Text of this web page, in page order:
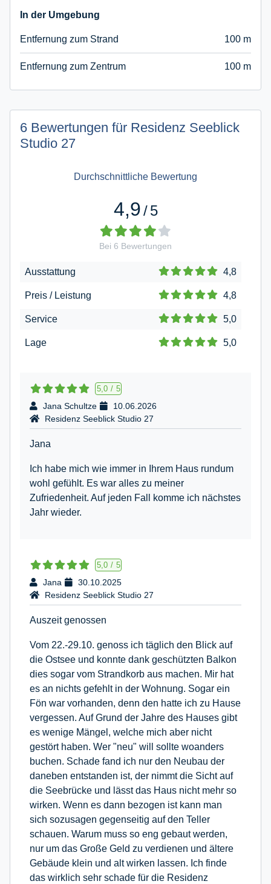
In der Umgebung
Entfernung zum Strand 100 m
Entfernung zum Zentrum 100 m
6 Bewertungen für Residenz Seeblick
Studio 27
Durchschnittliche Bewertung
4,9/ 5
Bei 6 Bewertungen
Ausstattung 4,8
Preis / Leistung 4,8
Service 5,0
Lage 5,0
5,0 / 5
Jana Schultze
10.06.2026
Residenz Seeblick Studio 27
Jana
Ich habe mich wie immer in Ihrem Haus rundum
wohl gefühlt. Es war alles zu meiner
Zufriedenheit. Auf jeden Fall komme ich nächstes
Jahr wieder.
5,0 / 5
Jana
30.10.2025
Residenz Seeblick Studio 27
Auszeit genossen
Vom 22.-29.10. genoss ich täglich den Blick auf
die Ostsee und konnte dank geschützten Balkon
dies sogar vom Strandkorb aus machen. Mir hat
es an nichts gefehlt in der Wohnung. Sogar ein
Fön war vorhanden, denn den hatte ich zu Hause
vergessen. Auf Grund der Jahre des Hauses gibt
es wenige Mängel, welche mich aber nicht
gestört haben. Wer "neu" will sollte woanders
buchen. Schade fand ich nur den Neubau der
daneben entstanden ist, der nimmt die Sicht auf
die Seebrücke und lässt das Haus nicht mehr so
wirken. Wenn es dann bezogen ist kann man
sich sozusagen gegenseitig auf den Teller
schauen. Warum muss so eng gebaut werden,
nur um das Große Geld zu verdienen und ältere
Gebäude klein und alt wirken lassen. Ich finde
das wirklich sehr schade für die Residenz